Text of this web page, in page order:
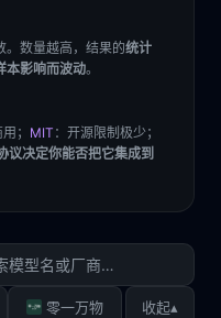
。数量越高，结果的统计
本影响而波动。
； MIT ：开源限制极少；
议决定你能否把它集成到
零一万物 收起▴